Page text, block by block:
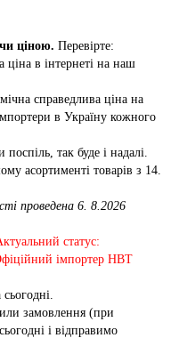
ціною. Перевірте:
ціна в інтернеті на наш
справедлива ціна на
в Україну кожного
так буде і надалі.
асортименті товарів з 14.
проведена 6. 8.2026
статус:
імпортер НВТ
замовлення (при
і відправимо